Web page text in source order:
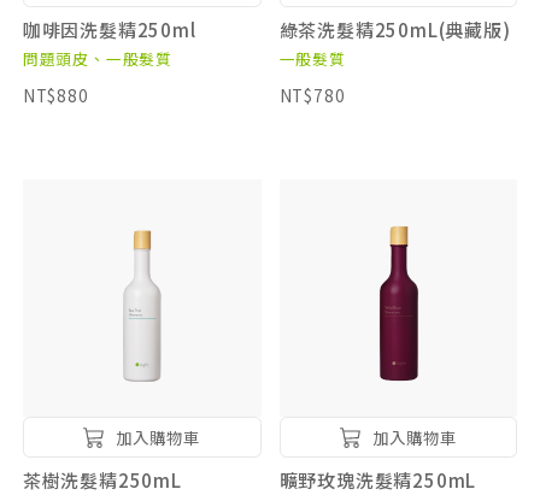
咖啡因洗髮精250ml
問題頭皮、一般髮質
NT$880
綠茶洗髮精250mL(典藏版)
一般髮質
NT$780
加入購物車
茶樹洗髮精250mL
加入購物車
曠野玫瑰洗髮精250mL